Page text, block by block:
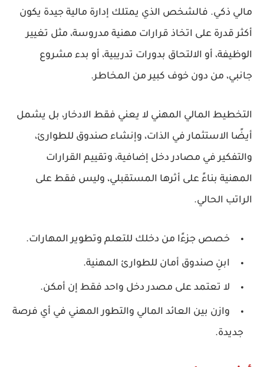
مالي ذكي. فالشخص الذي يمتلك إدارة مالية جيدة يكون
أكثر قدرة على اتخاذ قرارات مهنية مدروسة، مثل تغيير
الوظيفة، أو الالتحاق بدورات تدريبية، أو بدء مشروع
جانبي، من دون خوف كبير من المخاطر.
التخطيط المالي المهني لا يعني فقط الادخار، بل يشمل
أيضًا الاستثمار في الذات، وإنشاء صندوق للطوارئ،
والتفكير في مصادر دخل إضافية، وتقييم القرارات
المهنية بناءً على أثرها المستقبلي، وليس فقط على
الراتب الحالي.
خصص جزءًا من دخلك للتعلم وتطوير المهارات.
ابنِ صندوق أمان للطوارئ المهنية.
لا تعتمد على مصدر دخل واحد فقط إن أمكن.
وازن بين العائد المالي والتطور المهني في أي فرصة
جديدة.